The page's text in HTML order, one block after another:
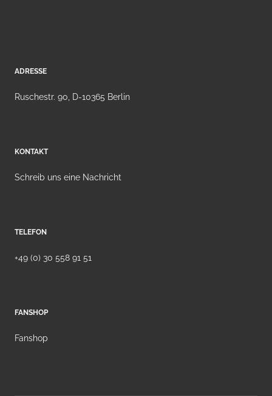
ADRESSE
Ruschestr. 90, D-10365 Berlin
KONTAKT
Schreib uns eine Nachricht
TELEFON
+49 (0) 30 558 91 51
FANSHOP
Fanshop